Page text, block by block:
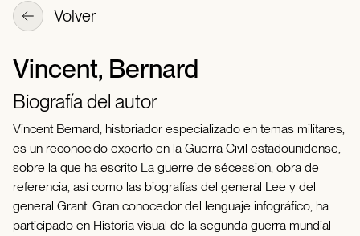
Volver
Vincent, Bernard
Biografía del autor
Vincent Bernard, historiador especializado en temas militares,
es un reconocido experto en la Guerra Civil estadounidense,
sobre la que ha escrito La guerre de sécession, obra de
referencia, así como las biografías del general Lee y del
general Grant. Gran conocedor del lenguaje infográfico, ha
participado en Historia visual de la segunda guerra mundial